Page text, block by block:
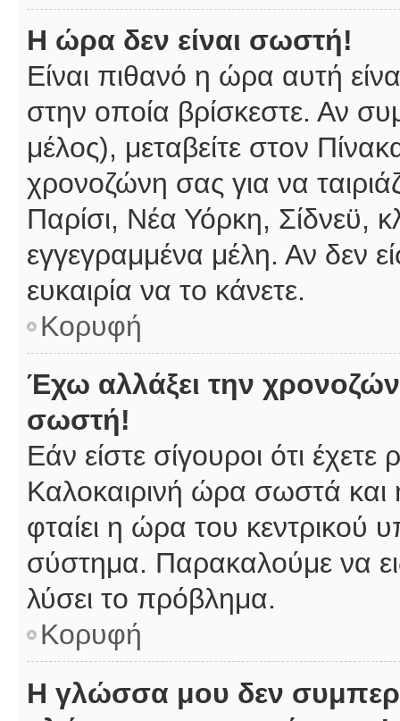
Η ώρα δεν είναι σωστή!
Είναι πιθανό η ώρα αυτή
στην οποία βρίσκεστε. Αν
μέλος), μεταβείτε στον
χρονοζώνη σας για να
Παρίσι, Νέα Υόρκη, Σίδνεϋ,
εγγεγραμμένα μέλη. Αν δεν
ευκαιρία να το κάνετε.
Κορυφή
Έχω αλλάξει την
σωστή!
Εάν είστε σίγουροι ότι
Καλοκαιρινή ώρα σωστά και
φταίει η ώρα του κεντρικού
σύστημα. Παρακαλούμε να
λύσει το πρόβλημα.
Κορυφή
Η γλώσσα μου δεν